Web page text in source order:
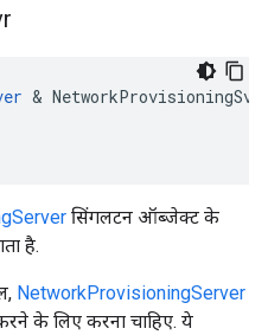
&
सिंगलटन ऑब्जेक्ट के
है.
NetworkProvisioningServer
के लिए करना चाहिए. ये